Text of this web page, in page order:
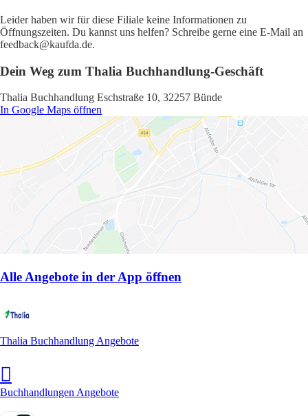
Leider haben wir für diese Filiale keine Informationen zu
Öffnungszeiten. Du kannst uns helfen? Schreibe gerne eine E-Mail an
feedback@kaufda.de.
Dein Weg zum Thalia Buchhandlung-Geschäft
Thalia Buchhandlung Eschstraße 10, 32257 Bünde
In Google Maps öffnen
Alle Angebote in der App öffnen
Thalia Buchhandlung Angebote
Buchhandlungen Angebote